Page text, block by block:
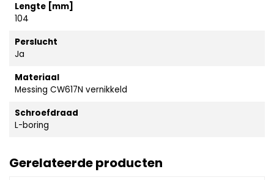
Lengte [mm]
104
Perslucht
Ja
Materiaal
Messing CW617N vernikkeld
Schroefdraad
L-boring
Gerelateerde producten